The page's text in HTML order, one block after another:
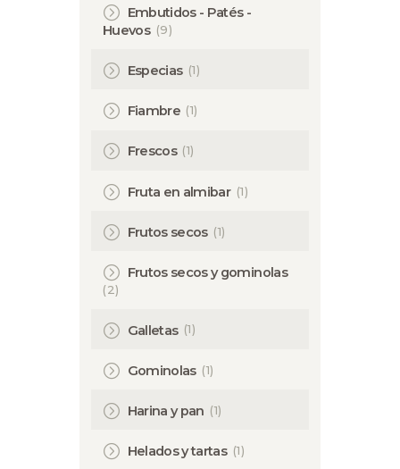
Embutidos - Patés -
Huevos (9)
Especias (1)
Fiambre (1)
Frescos (1)
Fruta en almibar (1)
Frutos secos (1)
Frutos secos y gominolas
(2)
Galletas (1)
Gominolas (1)
Harina y pan (1)
Helados y tartas (1)